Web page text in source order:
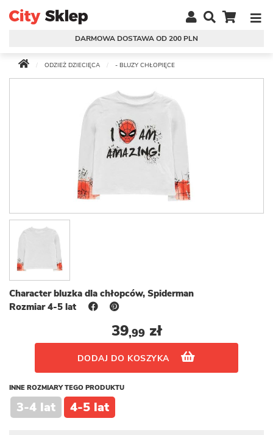
DARMOWA DOSTAWA OD 200 PLN
ODZIEŻ DZIECIĘCA - BLUZY CHŁOPIĘCE
Character bluzka dla chłopców, Spiderman
Rozmiar 4-5 lat
39,99zł
DODAJ DO KOSZYKA
INNE ROZMIARY TEGO PRODUKTU
3-4 lat 4-5 lat